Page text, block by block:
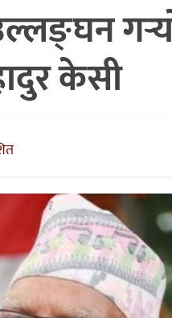
केसी